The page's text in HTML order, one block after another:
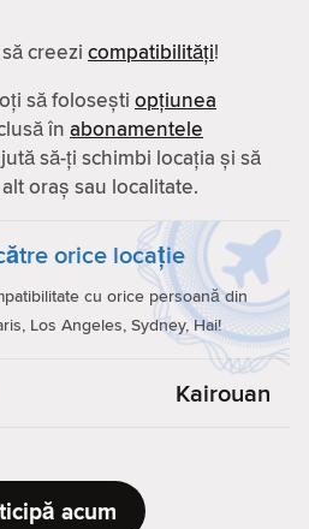
creezi compatibilităţi!
să folosești opțiunea
în abonamentele
să-ți schimbi locația și să
oraș sau localitate.
orice locație
cu orice persoană din
Los Angeles, Sydney, Hai!
Kairouan
acum